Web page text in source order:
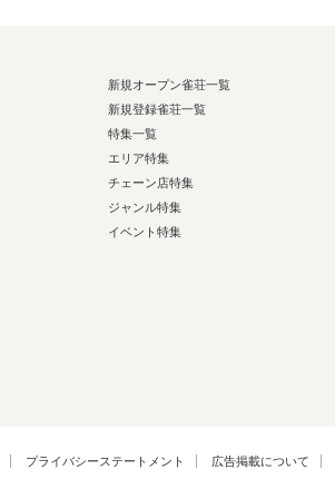
新規オープン雀荘一覧
新規登録雀荘一覧
特集一覧
エリア特集
チェーン店特集
ジャンル特集
イベント特集
プライバシーステートメント 広告掲載について